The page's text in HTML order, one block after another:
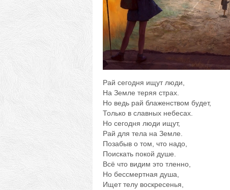
Рай сегодня ищут люди,
На Земле теряя страх.
Но ведь рай блаженством будет,
Только в славных небесах.
Но сегодня люди ищут,
Рай для тела на Земле.
Позабыв о том, что надо,
Поискать покой душе.
Всё что видим это тленно,
Но бессмертная душа,
Ищет телу воскресенья,